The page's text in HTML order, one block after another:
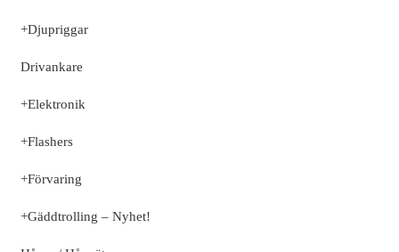
+Djupriggar
Drivankare
+Elektronik
+Flashers
+Förvaring
+Gäddtrolling – Nyhet!